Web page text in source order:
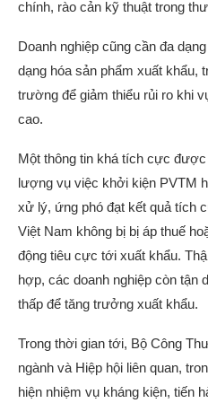
chính, rào cản kỹ thuật trong
Doanh nghiệp cũng cần đa
dạng hóa sản phẩm xuất khẩu,
trường để giảm thiểu rủi ro khi
cao.
Một thông tin khá tích cực
lượng vụ việc khởi kiện PVTM
xử lý, ứng phó đạt kết quả tích
Việt Nam không bị bị áp thuế
động tiêu cực tới xuất khẩu.
hợp, các doanh nghiệp còn tận
thấp để tăng trưởng xuất khẩu.
Trong thời gian tới, Bộ Công
ngành và Hiệp hội liên quan,
hiện nhiệm vụ kháng kiện, tiến